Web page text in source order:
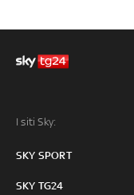
I siti Sky:
SKY SPORT
SKY TG24